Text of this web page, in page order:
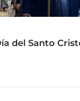
del Santo